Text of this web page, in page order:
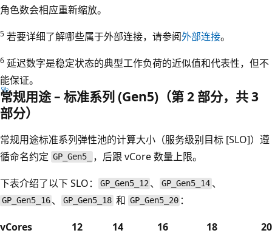
角色数会相应重新缩放。
5 若要详细了解哪些属于外部连接，请参阅外部连接。
6 延迟数字是稳定状态的典型工作负荷的近似值和代表性，但不
能保证。
常规用途 – 标准系列 (Gen5)（第 2 部分，共 3
部分）
常规用途标准系列弹性池的计算大小（服务级别目标 [SLO]）遵
循命名约定 GP_Gen5_
，后跟 vCore 数量上限。
下表介绍了以下 SLO：
GP_Gen5_12 、 GP_Gen5_14 、
GP_Gen5_16 、 GP_Gen5_18 和 GP_Gen5_20 ：
vCores
12 14 16 18
20